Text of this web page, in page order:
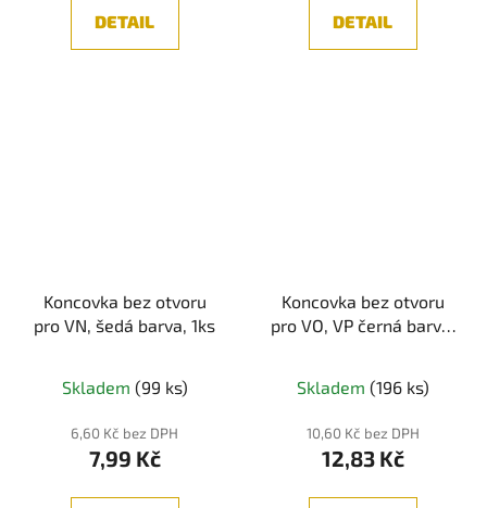
DETAIL DETAIL
Koncovka bez otvoru
pro VN, šedá barva, 1ks
Skladem (99 ks)
6,60 Kč bez DPH
7,99 Kč
Koncovka bez otvoru
pro VO, VP černá barva,
Skladem (196 ks)
10,60 Kč bez DPH
12,83 Kč